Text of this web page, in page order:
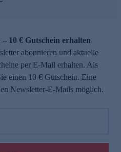
10 € Gutschein erhalten
abonnieren und aktuelle
per E-Mail erhalten. Als
einen 10 € Gutschein. Eine
Newsletter-E-Mails möglich.